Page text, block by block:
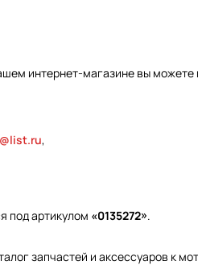
интернет-магазине вы можете
,
под артикулом «0135272».
запчастей и аксессуаров к